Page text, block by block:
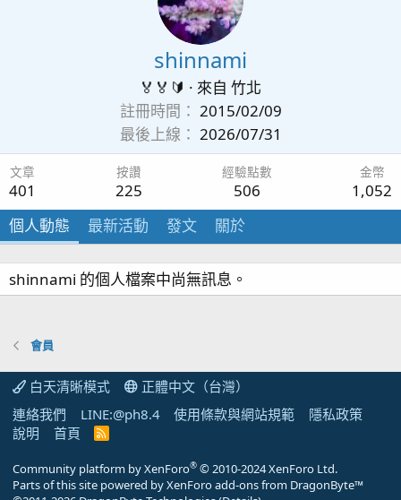
shinnami
🏅🏅🔰 · 來自 竹北
註冊時間
2015/02/09
最後上線
2026/07/31
文章
401
按讚
225
經驗點數
506
金幣
1,052
個人動態
最新活動 發文 關於
shinnami 的個人檔案中尚無訊息。
會員
白天清晰模式
正體中文（台灣）
連絡我們
LINE:@ph8.4 使用條款與網站規範
隱私政策
說明
首頁
R
Community platform by XenForo® © 2010-2024 XenForo Ltd.
Parts of this site powered byXenForo add-ons from DragonByte™